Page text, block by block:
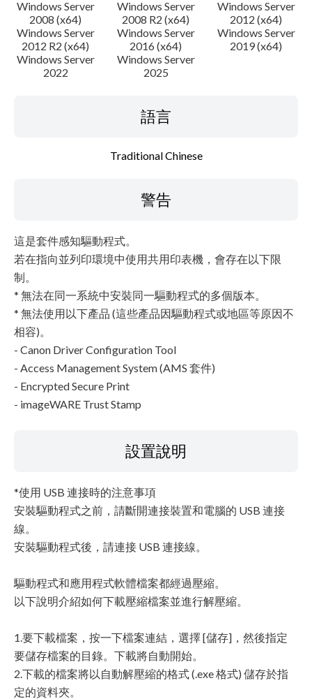
Windows Server
2008 (x64)
Windows Server
2008 R2 (x64)
Windows Server
2012 (x64)
Windows Server
2012 R2 (x64)
Windows Server
2016 (x64)
Windows Server
2019 (x64)
Windows Server
2022
Windows Server
2025
語言
Traditional Chinese
警告
這是套件感知驅動程式。
若在指向並列印環境中使用共用印表機，會存在以下限
制。
* 無法在同一系統中安裝同一驅動程式的多個版本。
* 無法使用以下產品 (這些產品因驅動程式或地區等原因不
相容)。
- Canon Driver Configuration Tool
- Access Management System (AMS 套件)
- Encrypted Secure Print
- imageWARE Trust Stamp
設置說明
*使用 USB 連接時的注意事項
安裝驅動程式之前，請斷開連接裝置和電腦的 USB 連接
線。
安裝驅動程式後，請連接 USB 連接線。
驅動程式和應用程式軟體檔案都經過壓縮。
以下說明介紹如何下載壓縮檔案並進行解壓縮。
1.要下載檔案，按一下檔案連結，選擇 [儲存]，然後指定
要儲存檔案的目錄。下載將自動開始。
2.下載的檔案將以自動解壓縮的格式 (.exe 格式) 儲存於指
定的資料夾。